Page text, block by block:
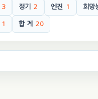
3 쟁기 2 엔진 1 희망
1 합 계 20